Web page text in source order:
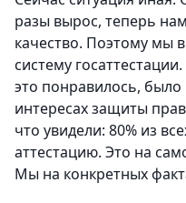
разы вырос, теперь
качество. Поэтому мы
систему
это понравилось,
интересах защиты
что увидели: 80% из
аттестацию. Это на
Мы на конкретных